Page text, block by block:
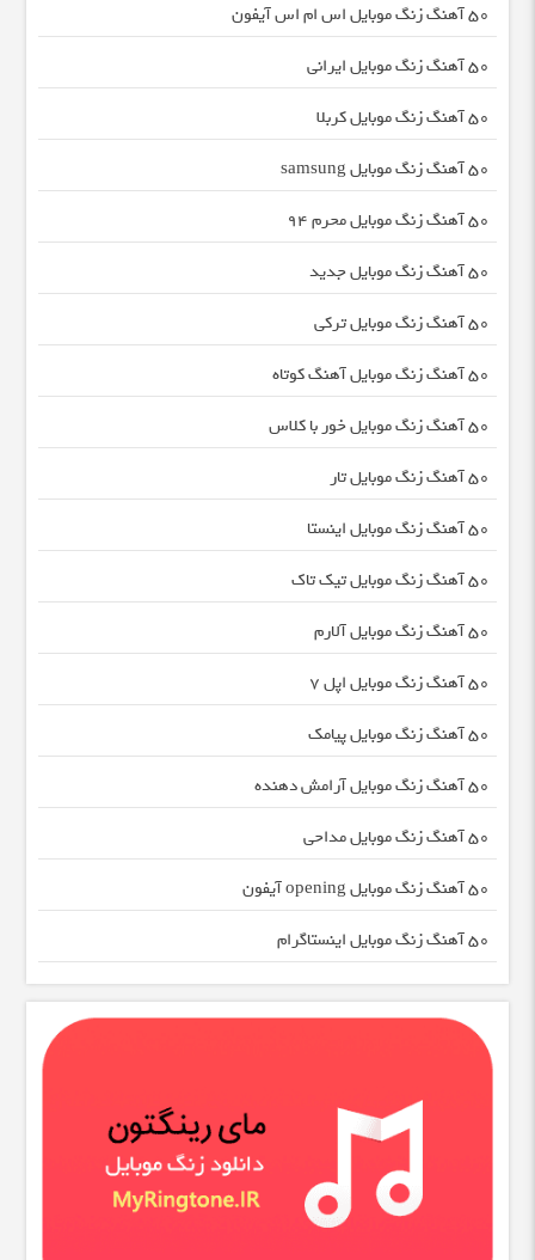
50 آهنگ زنگ موبایل اس ام اس آیفون
50 آهنگ زنگ موبایل ایرانی
50 آهنگ زنگ موبایل کربلا
50 آهنگ زنگ موبایل samsung
50 آهنگ زنگ موبایل محرم 94
50 آهنگ زنگ موبایل جدید
50 آهنگ زنگ موبایل ترکی
50 آهنگ زنگ موبایل آهنگ کوتاه
50 آهنگ زنگ موبایل خور با کلاس
50 آهنگ زنگ موبایل تار
50 آهنگ زنگ موبایل اینستا
50 آهنگ زنگ موبایل تیک تاک
50 آهنگ زنگ موبایل آلارم
50 آهنگ زنگ موبایل اپل 7
50 آهنگ زنگ موبایل پیامک
50 آهنگ زنگ موبایل آرامش دهنده
50 آهنگ زنگ موبایل مداحی
50 آهنگ زنگ موبایل opening آیفون
50 آهنگ زنگ موبایل اینستاگرام